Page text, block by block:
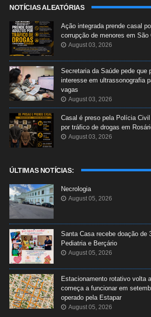
NOTÍCIAS ALEATÓRIAS
Ação integrada prende casal
corrupção de menores em São
August 03, 2026
Secretaria da Saúde pede que
interesse em ultrassonografia
vagas
August 03, 2026
Casal é preso pela Polícia
por tráfico de drogas em
August 03, 2026
ÚLTIMAS NOTÍCIAS:
Necrologia
August 05, 2026
Santa Casa recebe doação de
Pediatria e Berçário
August 05, 2026
Estacionamento rotativo volta
começa a funcionar em
operado pela Estapar
August 05, 2026